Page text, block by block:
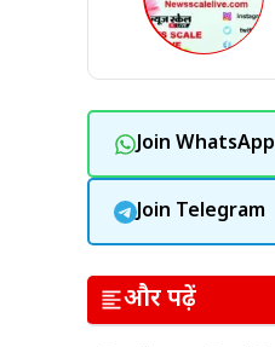
Join WhatsApp
Join Telegram
और पढ़ें